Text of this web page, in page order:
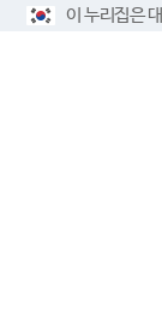
이 누리집은